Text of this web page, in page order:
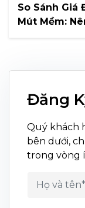
So Sánh Giá
Mút Mềm:
Đăng
Quý khách
bên dưới,
trong vòng